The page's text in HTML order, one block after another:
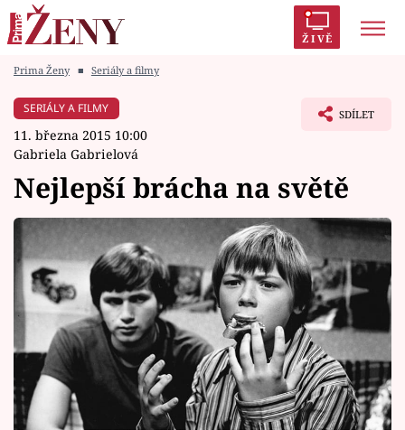
ŽIVĚ
Módní alarm
Témata
Celebrity
Vztahy
Seriály
Horoskopy
Prima Ženy ■ Seriály a filmy
SERIÁLY A FILMY
11. března 2015 10:00
Gabriela Gabrielová
SDÍLET
Nejlepší brácha na světě